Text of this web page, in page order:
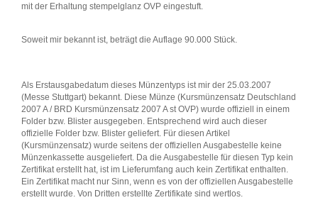
mit der Erhaltung stempelglanz OVP eingestuft.
Soweit mir bekannt ist, beträgt die Auflage 90.000 Stück.
Als Erstausgabedatum dieses Münzentyps ist mir der 25.03.2007
(Messe Stuttgart) bekannt. Diese Münze (Kursmünzensatz Deutschland
2007 A / BRD Kursmünzensatz 2007 A st OVP) wurde offiziell in einem
Folder bzw. Blister ausgegeben. Entsprechend wird auch dieser
offizielle Folder bzw. Blister geliefert. Für diesen Artikel
(Kursmünzensatz) wurde seitens der offiziellen Ausgabestelle keine
Münzenkassette ausgeliefert. Da die Ausgabestelle für diesen Typ kein
Zertifikat erstellt hat, ist im Lieferumfang auch kein Zertifikat enthalten.
Ein Zertifikat macht nur Sinn, wenn es von der offiziellen Ausgabestelle
erstellt wurde. Von Dritten erstellte Zertifikate sind wertlos.